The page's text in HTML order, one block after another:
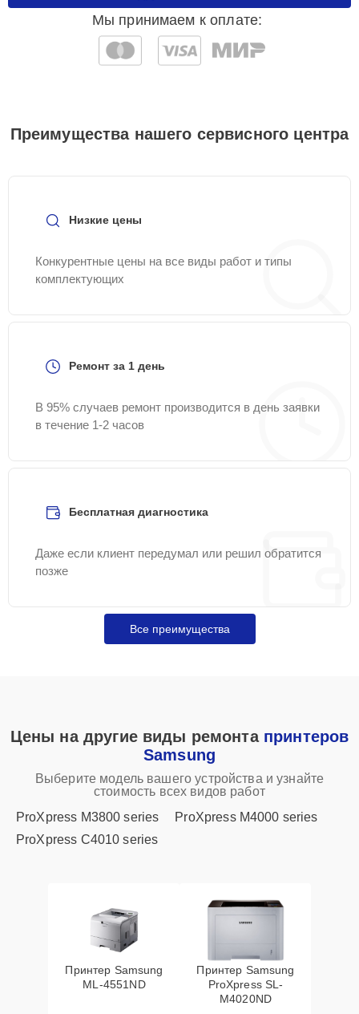
Мы принимаем к оплате:
Преимущества нашего сервисного центра
Низкие цены
Конкурентные цены на все виды работ и типы
комплектующих
Ремонт за 1 день
В 95% случаев ремонт производится в день заявки
в течение 1-2 часов
Бесплатная диагностика
Даже если клиент передумал или решил обратится
позже
Все преимущества
Цены на другие виды ремонта принтеров
Samsung
Выберите модель вашего устройства и узнайте
стоимость всех видов работ
ProXpress M3800 series
ProXpress M4000 series
ProXpress C4010 series
Принтер Samsung
ML-4551ND
Принтер Samsung
ProXpress SL-
M4020ND